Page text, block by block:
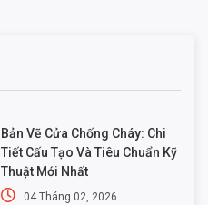
Bản Vẽ Cửa Chống Cháy: Chi
Tiết Cấu Tạo Và Tiêu Chuẩn Kỹ
Thuật Mới Nhất
04 Tháng 02, 2026